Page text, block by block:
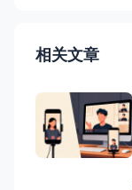
相关文章